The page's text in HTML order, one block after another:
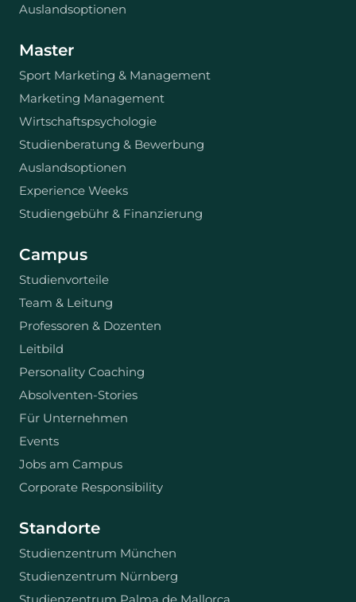
Auslandsoptionen
Master
Sport Marketing & Management
Marketing Management
Wirtschaftspsychologie
Studienberatung & Bewerbung
Auslandsoptionen
Experience Weeks
Studiengebühr & Finanzierung
Campus
Studienvorteile
Team & Leitung
Professoren & Dozenten
Leitbild
Personality Coaching
Absolventen-Stories
Für Unternehmen
Events
Jobs am Campus
Corporate Responsibility
Standorte
Studienzentrum München
Studienzentrum Nürnberg